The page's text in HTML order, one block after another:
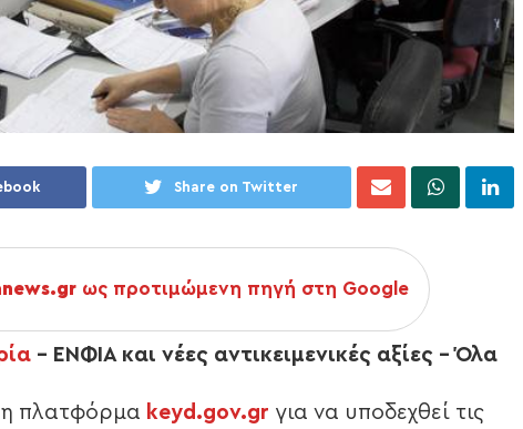
Share on Twitter
ως προτιμώμενη πηγή στη Google
– ΕΝΦΙΑ και νέες αντικειμενικές αξίες – Όλα
η πλατφόρμα keyd.gov.gr για να υποδεχθεί τις